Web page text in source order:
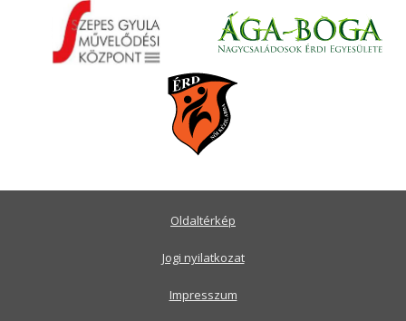
Oldaltérkép
Jogi nyilatkozat
Impresszum